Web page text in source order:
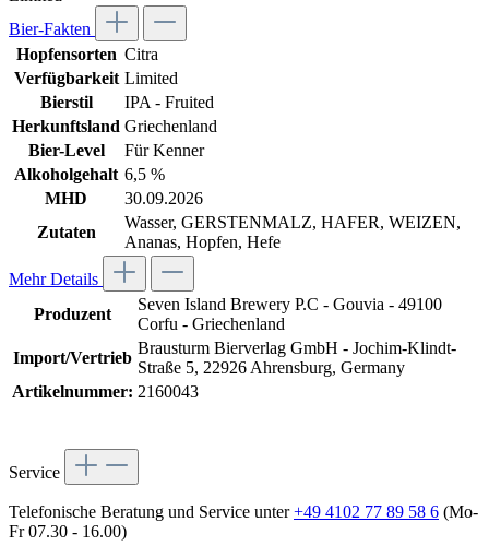
Bier-Fakten
Hopfensorten Citra
Verfügbarkeit Limited
Bierstil
IPA - Fruited
Herkunftsland Griechenland
Bier-Level
Für Kenner
Alkoholgehalt 6,5 %
MHD
30.09.2026
Zutaten
Wasser, GERSTENMALZ, HAFER, WEIZEN,
Ananas, Hopfen, Hefe
Mehr Details
Produzent
Seven Island Brewery P.C - Gouvia - 49100
Corfu - Griechenland
Import/Vertrieb
Brausturm Bierverlag GmbH - Jochim-Klindt-
Straße 5, 22926 Ahrensburg, Germany
Artikelnummer: 2160043
Service
Telefonische Beratung und Service unter+49 4102 77 89 58 6 (Mo-
Fr 07.30 - 16.00)